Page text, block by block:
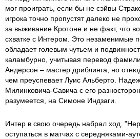
мог проиграть, если бы не сэйвы
игрока точно пропустят далеко не
за выживание Кротоне и не факт, что
схватке с Интером. Это незаменимые
обладает голевым чутьем и
каламбурно, учитывая перевод
Андерсон – мастер дриблинга, но
чем преуспевает Луис Альберто.
Милинковича-Савича с его
разумеется, на Симоне Индзаги.
Интер в свою очередь набрал ход.
оступаться в матчах с середняками-